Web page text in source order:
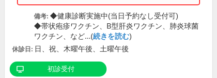
備考: ◆健康診断実施中(当日予約なし受付可)
◆帯状疱疹ワクチン、B型肝炎ワクチン、肺炎球菌
ワクチン、など...(続きを読む)
休診日: 日、祝、木曜午後、土曜午後
初診受付